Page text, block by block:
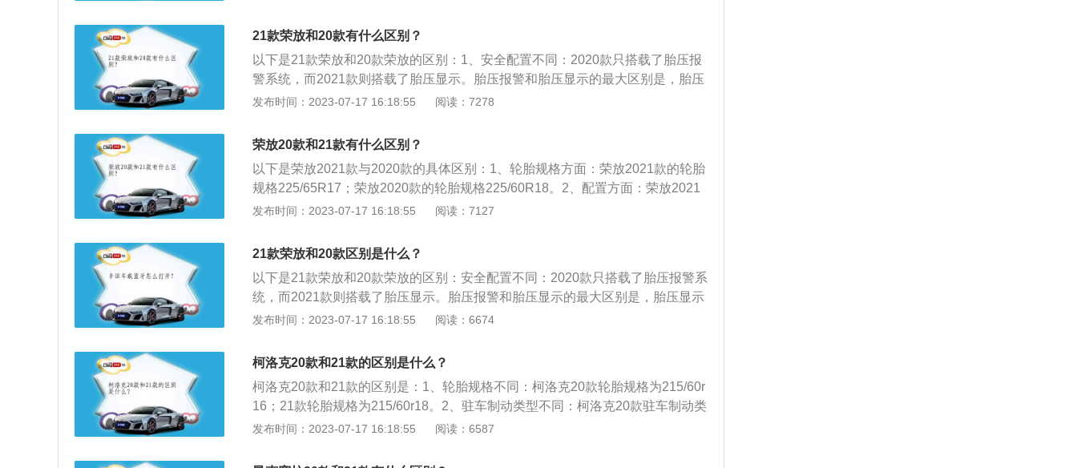
载胎压显示。胎压报警和胎压显示的最大区别是，胎压显示可以随时监测轮胎的
气压数值，并且当轮胎胎压异常时，系统会直接指出是哪个轮胎存在问题。胎压
报警则不能显示具体数值，而且当车胎气压太低时系统只会以故障灯的形式提醒
驾驶员，驾驶员需要下车对四个车轮逐一排查。2、多媒体设备有所升级：2021
款荣放增加GPS导航系统、导航路况信息显示、语音识别控制系统（包括多媒体
加智能化。不过另一方面，2021款却简配CARLIFE和原厂手机映射这两个如此
实用的功能，这点确实需要批评。3、车内氛围灯有所变化：2020款荣放配备单
色氛围灯，但在2021款荣放上这个配置却被取消，而且后期还不支持原厂加装，
21款荣放和20款有什么区别？
以下是21款荣放和20款荣放的区别：1、安全配置不同：2020款只搭载了胎压报
警系统，而2021款则搭载了胎压显示。胎压报警和胎压显示的最大区别是，胎压
显示可以随时监测轮胎的气压数值，并且当轮胎胎压异常时，系统会直接指出是
只会以故障灯的形式提醒驾驶员，驾驶员需要下车对四个车轮逐一排查。2、多
媒体设备不同：2021款荣放增加了GPS导航系统、导航路况信息显示、语音识别
控制系统（包括多媒体系统、导航、电话、空调和天窗），同时多媒体系统还支
持车联网功能，更加智能化。不过另一方面，2021款却简配了CARLIFE和原厂
手机映射这两个功能。3、车内氛围灯不同：2020款荣放配备了单色氛围灯，但2
发布时间：2023-07-17 16:18:55 阅读：7278
荣放20款和21款有什么区别？
以下是荣放2021款与2020款的具体区别：1、轮胎规格方面：荣放2021款的轮胎
规格225/65R17；荣放2020款的轮胎规格225/60R18。2、配置方面：荣放2021
款配置后视镜电动调节、4.2英寸的液晶仪表盘和自动驻车；荣放2020款配置360
的前悬挂均为麦弗逊式独立悬挂，后悬挂为E型多连杆式独立悬挂，驱动方式是
前置前驱。
发布时间：2023-07-17 16:18:55 阅读：7127
21款荣放和20款区别是什么？
以下是21款荣放和20款荣放的区别：安全配置不同：2020款只搭载了胎压报警系
统，而2021款则搭载了胎压显示。胎压报警和胎压显示的最大区别是，胎压显示
可以随时监测轮胎的气压数值，并且当轮胎胎压异常时，系统会直接指出是哪个
以故障灯的形式提醒驾驶员，驾驶员需要下车对四个车轮逐一排查。多媒体设备
不同：2021款荣放增加了GPS导航系统、导航路况信息显示、语音识别控制系统
（包括多媒体系统、导航、电话、空调和天窗），同时多媒体系统还支持车联网
功能，更加智能化。不过另一方面，2021款却简配了CARLIFE和原厂手机映射
这两个功能。车内氛围灯不同：2020款荣放配备了单色氛围灯，但2021款荣没
发布时间：2023-07-17 16:18:55 阅读：6674
柯洛克20款和21款的区别是什么？
柯洛克20款和21款的区别是：1、轮胎规格不同：柯洛克20款轮胎规格为215/60r
16；21款轮胎规格为215/60r18。2、驻车制动类型不同：柯洛克20款驻车制动类
型为手刹；21款驻车制动类型为电子驻车。柯洛克20款和21款车身尺寸均为长44
质量均为1380kg，均搭载了1.4t涡轮增压发动机。
发布时间：2023-07-17 16:18:55 阅读：6587